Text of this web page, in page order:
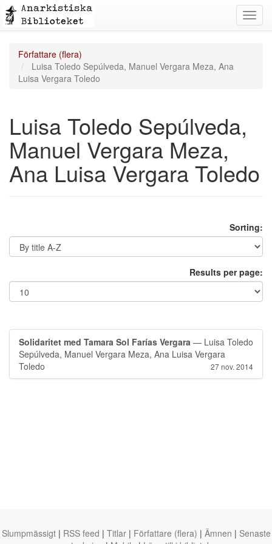
Författare (flera)
Luisa Toledo Sepúlveda, Manuel Vergara Meza, Ana
Luisa Vergara Toledo
Luisa Toledo Sepúlveda,
Manuel Vergara Meza,
Ana Luisa Vergara Toledo
Sorting:
Results per page:
Solidaritet med Tamara Sol Farías Vergara — Luisa Toledo
Sepúlveda, Manuel Vergara Meza, Ana Luisa Vergara
Toledo
27 nov. 2014
Slumpmässigt | RSS feed | Titlar | Författare (flera) | Ämnen | Senaste